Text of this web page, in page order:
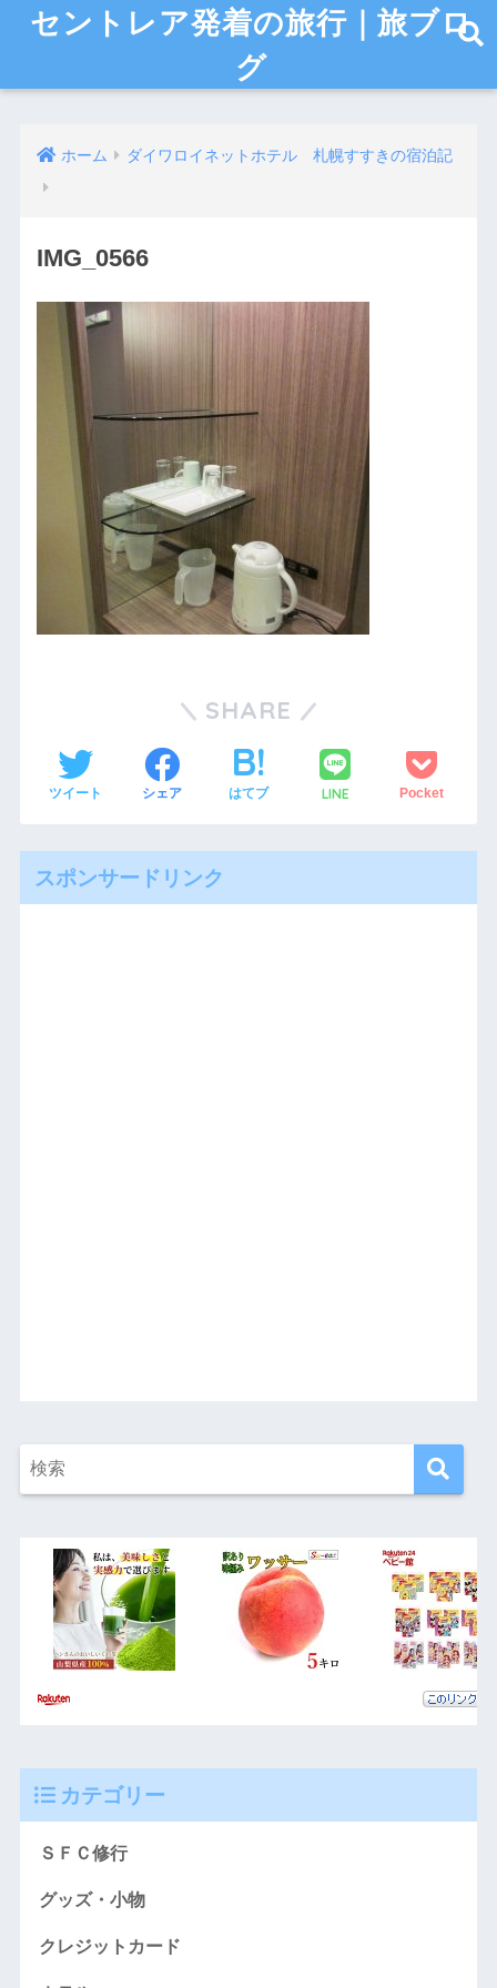
セントレア発着の旅行｜旅ブロ
グ
ホーム ダイワロイネットホテル 札幌すすきの宿泊記
IMG_0566
SHARE
ツイート シェア はてブ LINE Pocket
スポンサードリンク
カテゴリー
ＳＦＣ修行
グッズ・小物
クレジットカード